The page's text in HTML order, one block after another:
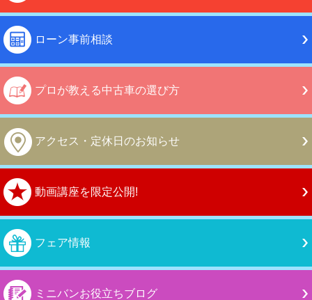
ローン事前相談
プロが教える中古車の選び方
アクセス・定休日のお知らせ
動画講座を限定公開!
フェア情報
ミニバンお役立ちブログ